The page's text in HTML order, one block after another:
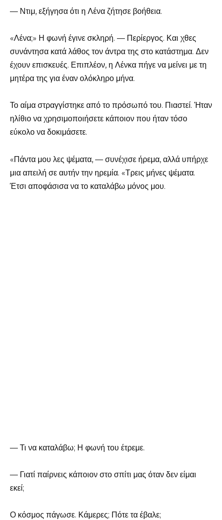
— Ντιμ, εξήγησα ότι η Λένα ζήτησε βοήθεια.
«Λένα;» Η φωνή έγινε σκληρή. — Περίεργος. Και χθες
συνάντησα κατά λάθος τον άντρα της στο κατάστημα. Δεν
έχουν επισκευές. Επιπλέον, η Λένκα πήγε να μείνει με τη
μητέρα της για έναν ολόκληρο μήνα.
Το αίμα στραγγίστηκε από το πρόσωπό του. Πιαστεί. Ήταν
ηλίθιο να χρησιμοποιήσετε κάποιον που ήταν τόσο
εύκολο να δοκιμάσετε.
«Πάντα μου λες ψέματα, — συνέχισε ήρεμα, αλλά υπήρχε
μια απειλή σε αυτήν την ηρεμία. «Τρεις μήνες ψέματα.
Έτσι αποφάσισα να το καταλάβω μόνος μου.
— Τι να καταλάβω; Η φωνή του έτρεμε.
— Γιατί παίρνεις κάποιον στο σπίτι μας όταν δεν είμαι
εκεί;
Ο κόσμος πάγωσε. Κάμερες; Πότε τα έβαλε;